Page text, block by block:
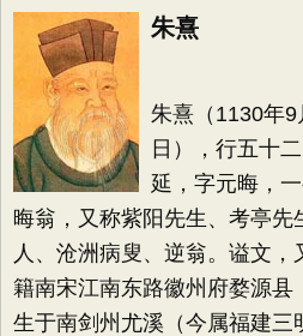
朱熹
朱熹（1130年
日），行五十
延，字元晦，
晦翁，又称紫阳先生、考亭先
人、沧洲病叟、逆翁。谥文，
籍南宋江南东路徽州府婺源县
生于南剑州尤溪（今属福建三